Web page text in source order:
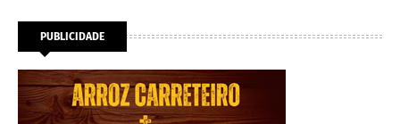
PUBLICIDADE